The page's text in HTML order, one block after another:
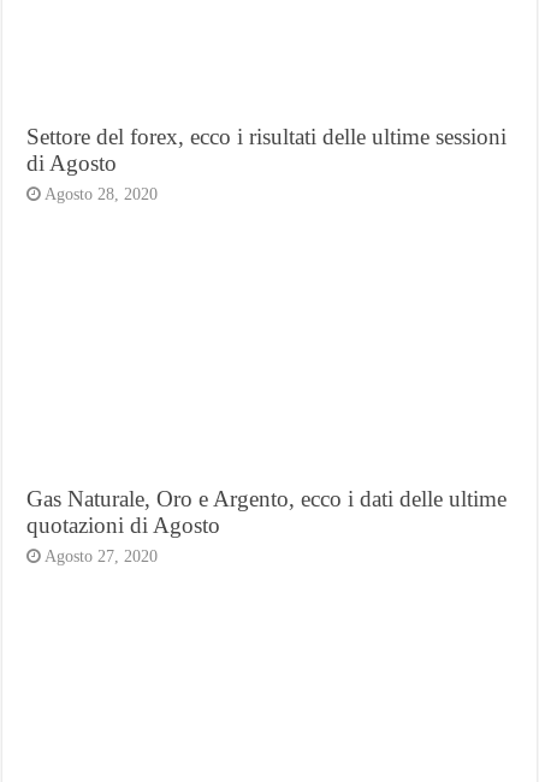
Settore del forex, ecco i risultati delle ultime sessioni
di Agosto
Agosto 28, 2020
Gas Naturale, Oro e Argento, ecco i dati delle ultime
quotazioni di Agosto
Agosto 27, 2020